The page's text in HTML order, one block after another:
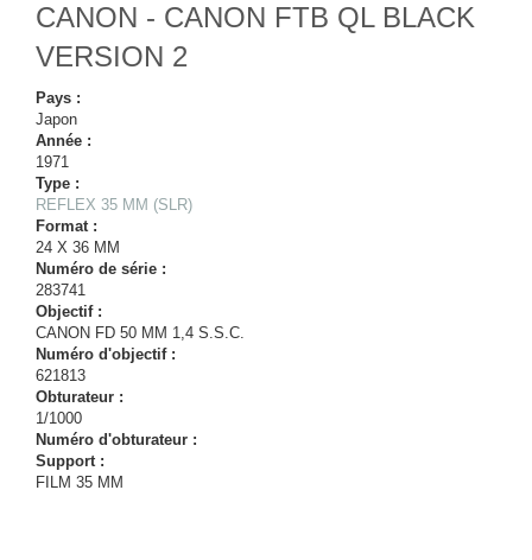
CANON - CANON FTB QL BLACK
VERSION 2
Pays :
Japon
Année :
1971
Type :
REFLEX 35 MM (SLR)
Format :
24 X 36 MM
Numéro de série :
283741
Objectif :
CANON FD 50 MM 1,4 S.S.C.
Numéro d'objectif :
621813
Obturateur :
1/1000
Numéro d'obturateur :
Support :
FILM 35 MM